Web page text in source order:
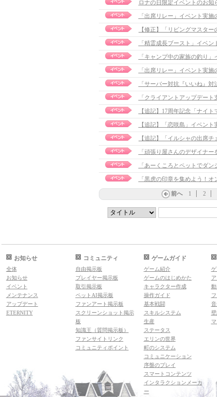
ロナの日限定イベントのお知
「出席リレー」イベント実施
「精霊成長ブースト」イベ
「キャンプ中の家族の釣り
「出席リレー」イベント実施
「サーバー対抗『いいね』
「クライアントアップデー
【追記】17周年記念「ナイ
【追記】「恋咲島」イベン
「頑張り屋さんのデザイナ
「あーくころとペットでダ
「黒虎の印章を集めよう！
前へ 1 2
お知らせ
全体
お知らせ
イベント
メンテナンス
アップデート
ETERNITY
コミュニティ
自由掲示板
プレイヤー掲示板
取引掲示板
ペットAI掲示板
ファンアート掲示板
スクリーンショット掲示
板
知識王（質問掲示板）
ファンサイトリンク
コミュニティポイント
ゲームガイド
ゲーム紹介
ゲームのはじめかた
キャラクター作成
操作ガイド
基本戦闘
スキルシステム
生産
ステータス
エリンの世界
町のシステム
コミュニケーション
序盤のプレイ
スマートコンテンツ
インタラクションメーカ
ー